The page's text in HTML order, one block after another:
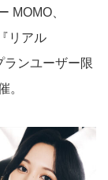
MOMO、
リアル
ランユーザー限
。